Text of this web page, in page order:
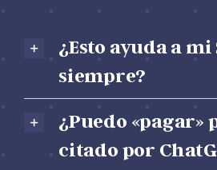
¿Puedo «pagar»
citado por
¿Por qué la IA